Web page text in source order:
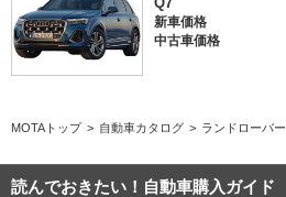
新車価格
中古車価格
MOTAトップ 自動車カタログ ランドローバー
読んでおきたい！自動車購入ガイド